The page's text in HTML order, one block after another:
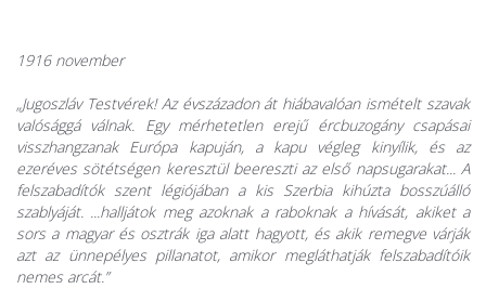
1916 november
„Jugoszláv Testvérek! Az évszázadon át hiábavalóan ismételt szavak
valósággá válnak. Egy mérhetetlen erejű ércbuzogány csapásai
visszhangzanak Európa kapuján, a kapu végleg kinyílik, és az
ezeréves sötétségen keresztül beereszti az első napsugarakat... A
felszabadítók szent légiójában a kis Szerbia kihúzta bosszúálló
szablyáját. ...halljátok meg azoknak a raboknak a hívását, akiket a
sors a magyar és osztrák iga alatt hagyott, és akik remegve várják
azt az ünnepélyes pillanatot, amikor megláthatják felszabadítóik
nemes arcát.”